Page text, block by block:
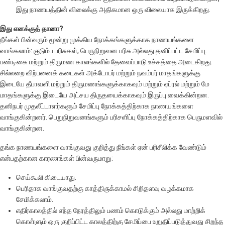
இது நாணயத்தின் விலைக்கு அதிகமான ஒரு விலையாக இருக்கிறது.
இது எனக்குத் தானா?
நீங்கள் பின்வரும் மூன்று முக்கிய நோக்கங்களுக்காக நாணயங்களை
வாங்கலாம்: குடும்ப பரிசுகள், பெருநிறுவன பரிசு அல்லது தனிப்பட்ட சேமிப்பு.
பண்டிகை மற்றும் திருமண காலங்களில் தேவைப்பாடு உச்சத்தை அடைகிறது.
சில்லறை விற்பனைக் கடைகள் அக்டோபர் மற்றும் நவம்பர் மாதங்களுக்கு
இடையே தீபாவளி மற்றும் திருமணங்களுக்காகவும் மற்றும் ஏப்ரல் மற்றும் மே
மாதங்களுக்கு இடையே அட்சய திருதயைக்காகவும் இருப்பு வைக்கின்றன.
தனிநபர் முதலீட்டாளர்களும் சேமிப்பு நோக்கத்திற்காக நாணயங்களை
வாங்குகின்றனர். பெறுநிறுவனங்களும் பரிசளிப்பு நோக்கத்திற்காக பெருமளவில்
வாங்குகின்றன.
தங்க நாணயங்களை வாங்குவது குறித்து நீங்கள் ஏன் பரிசீலிக்க வேண்டும்
என்பதற்கான காரணங்கள் பின்வருமாறு:
செய்கூலி கிடையாது.
பெரிதாக வாங்குவதற்கு காத்திருக்காமல் சிறிதளவு வழக்கமாக
சேமிக்கலாம்.
எதிர்காலத்தில் எந்த நேரத்திலும் பணம் கொடுக்கும் அல்லது மாற்றிக்
கொள்ளும் ஒரு குறிப்பிட்ட காலத்திற்கு சேமிப்பை உறுதிப்படுத்துவது சிறந்த